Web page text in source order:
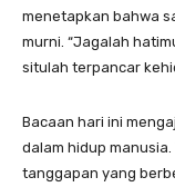
menetapkan bahwa
murni. “Jagalah
situlah terpancar
Bacaan hari ini
dalam hidup
tanggapan yang